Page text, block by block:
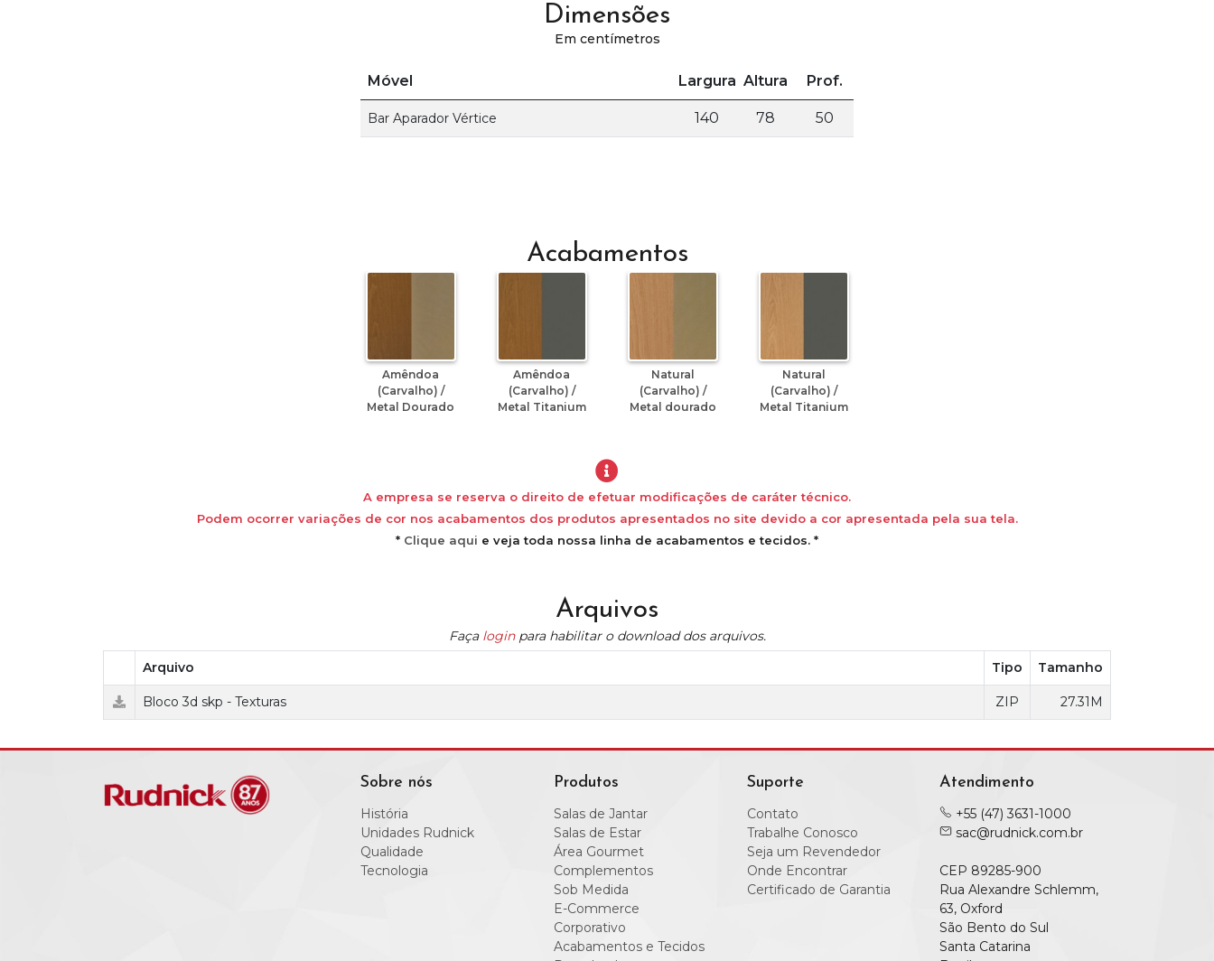
Dimensões
Em centímetros
Móvel Largura Altura Prof.
Bar Aparador Vértice 140 78 50
Acabamentos
Amêndoa
(Carvalho) /
Metal Dourado
Amêndoa
(Carvalho) /
Metal Titanium
Natural
(Carvalho) /
Metal dourado
Natural
(Carvalho) /
Metal Titanium
A empresa se reserva o direito de efetuar modificações de caráter técnico.
Podem ocorrer variações de cor nos acabamentos dos produtos apresentados no site devido a cor apresentada pela sua tela.
* Clique aqui e veja toda nossa linha de acabamentos e tecidos. *
Arquivos
Faça loginpara habilitar o download dos arquivos.
Arquivo
Tipo Tamanho
Bloco 3d skp - Texturas ZIP 27.31M
Sobre nós
História
Unidades Rudnick
Qualidade
Tecnologia
Produtos
Salas de Jantar
Salas de Estar
Área Gourmet
Complementos
Sob Medida
E-Commerce
Corporativo
Acabamentos e Tecidos
Suporte
Contato
Trabalhe Conosco
Seja um Revendedor
Onde Encontrar
Certificado de Garantia
Atendimento
+55 (47) 3631-1000
sac@rudnick.com.br
CEP 89285-900
Rua Alexandre Schlemm,
63, Oxford
São Bento do Sul
Santa Catarina